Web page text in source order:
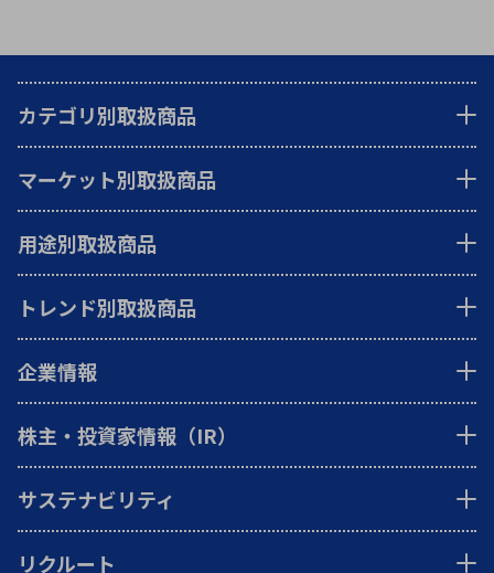
カテゴリ別取扱商品
マーケット別取扱商品
用途別取扱商品
トレンド別取扱商品
企業情報
株主・投資家情報（IR）
サステナビリティ
リクルート